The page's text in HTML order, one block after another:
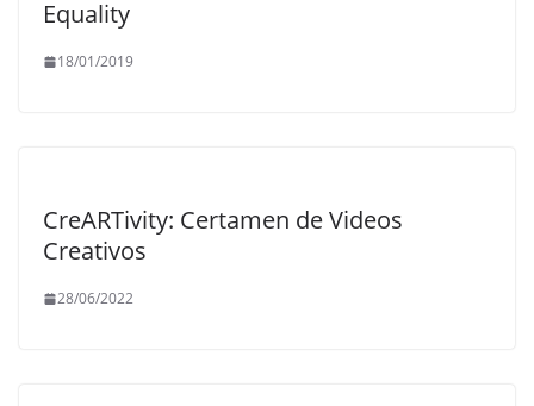
Equality
18/01/2019
CreARTivity: Certamen de Videos
Creativos
28/06/2022